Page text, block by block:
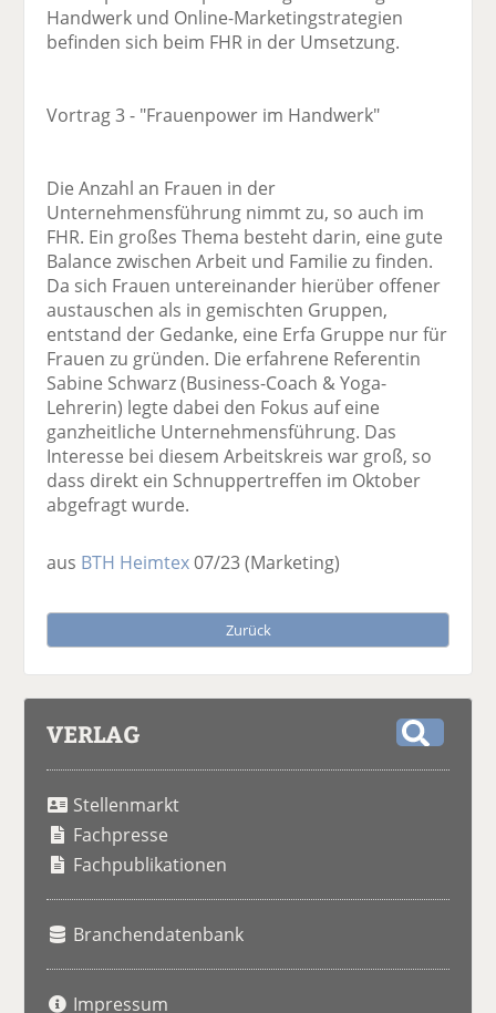
Handwerk und Online-Marketingstrategien
befinden sich beim FHR in der Umsetzung.
Vortrag 3 - "Frauenpower im Handwerk"
Die Anzahl an Frauen in der
Unternehmensführung nimmt zu, so auch im
FHR. Ein großes Thema besteht darin, eine gute
Balance zwischen Arbeit und Familie zu finden.
Da sich Frauen untereinander hierüber offener
austauschen als in gemischten Gruppen,
entstand der Gedanke, eine Erfa Gruppe nur für
Frauen zu gründen. Die erfahrene Referentin
Sabine Schwarz (Business-Coach & Yoga-
Lehrerin) legte dabei den Fokus auf eine
ganzheitliche Unternehmensführung. Das
Interesse bei diesem Arbeitskreis war groß, so
dass direkt ein Schnuppertreffen im Oktober
abgefragt wurde.
aus BTH Heimtex07/23(Marketing)
Zurück
VERLAG
Stellenmarkt
Fachpresse
Fachpublikationen
Branchendatenbank
Impressum